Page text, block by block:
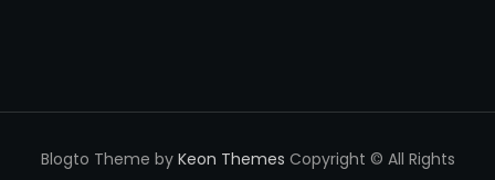
Blogto Theme by Keon Themes Copyright © All Rights